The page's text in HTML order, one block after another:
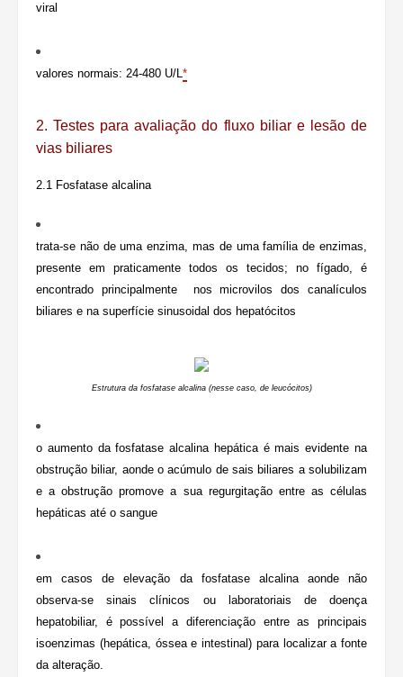
viral
valores normais: 24-480 U/L*
2. Testes para avaliação do fluxo biliar e lesão de
vias biliares
2.1 Fosfatase alcalina
trata-se não de uma enzima, mas de uma família de enzimas,
presente em praticamente todos os tecidos; no fígado, é
encontrado principalmente nos microvilos dos canalículos
biliares e na superfície sinusoidal dos hepatócitos
Estrutura da fosfatase alcalina (nesse caso, de leucócitos)
o aumento da fosfatase alcalina hepática é mais evidente na
obstrução biliar, aonde o acúmulo de sais biliares a solubilizam
e a obstrução promove a sua regurgitação entre as células
hepáticas até o sangue
em casos de elevação da fosfatase alcalina aonde não
observa-se sinais clínicos ou laboratoriais de doença
hepatobiliar, é possível a diferenciação entre as principais
isoenzimas (hepática, óssea e intestinal) para localizar a fonte
da alteração.